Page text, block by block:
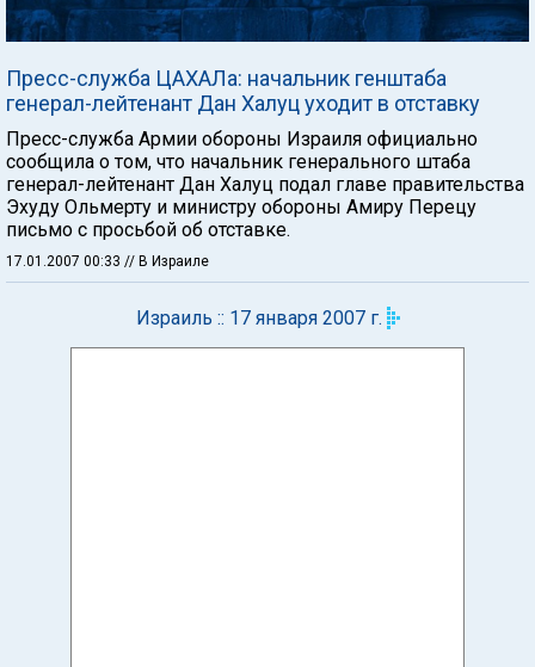
Пресс-служба ЦАХАЛа: начальник генштаба
генерал-лейтенант Дан Халуц уходит в отставку
Пресс-служба Армии обороны Израиля официально
сообщила о том, что начальник генерального штаба
генерал-лейтенант Дан Халуц подал главе правительства
Эхуду Ольмерту и министру обороны Амиру Перецу
письмо с просьбой об отставке.
17.01.2007 00:33 // В Израиле
Израиль :: 17 января 2007 г.